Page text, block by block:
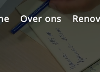
Over ons